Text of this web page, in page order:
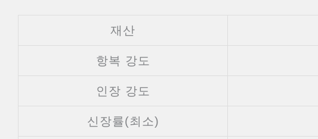
재산
항복 강도
인장 강도
신장률(최소)